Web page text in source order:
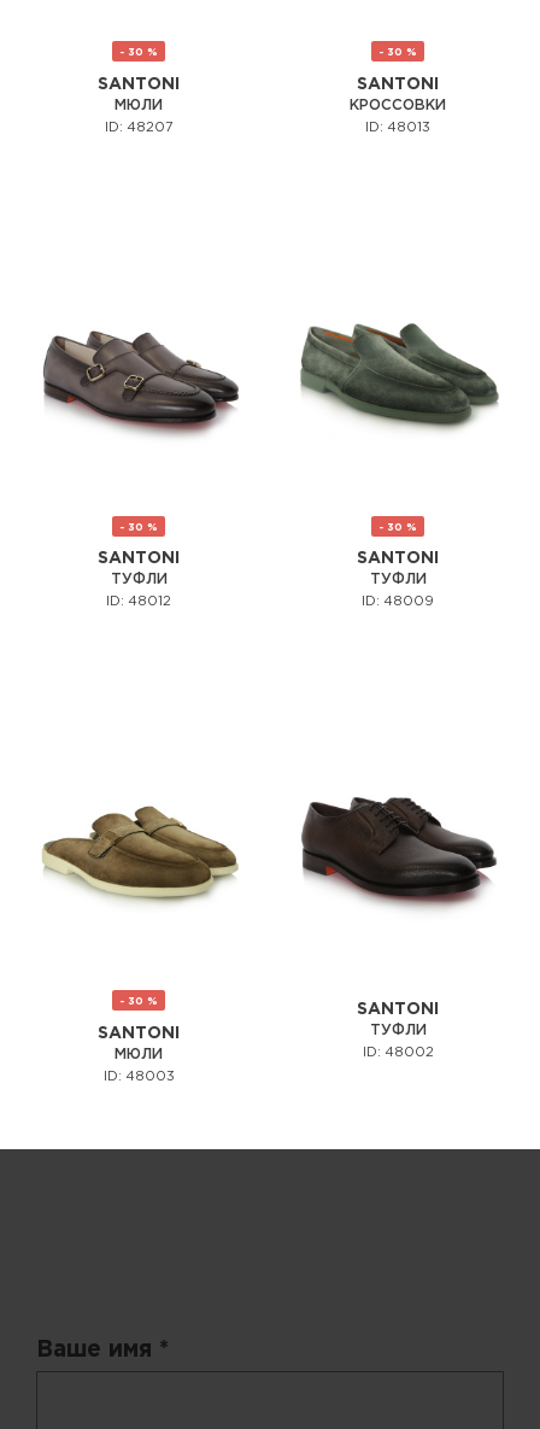
- 30 %
SANTONI
МЮЛИ
ID: 48207
- 30 %
SANTONI
КРОССОВКИ
ID: 48013
- 30 %
SANTONI
ТУФЛИ
ID: 48012
- 30 %
SANTONI
ТУФЛИ
ID: 48009
- 30 %
SANTONI
МЮЛИ
ID: 48003
SANTONI
ТУФЛИ
ID: 48002
Ваше имя *